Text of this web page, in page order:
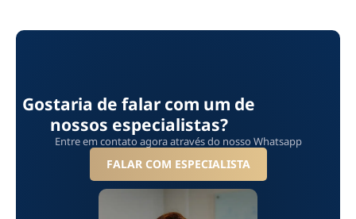
Gostaria de falar com um de
nossos especialistas?
Entre em contato agora através do nosso Whatsapp
FALAR COM ESPECIALISTA